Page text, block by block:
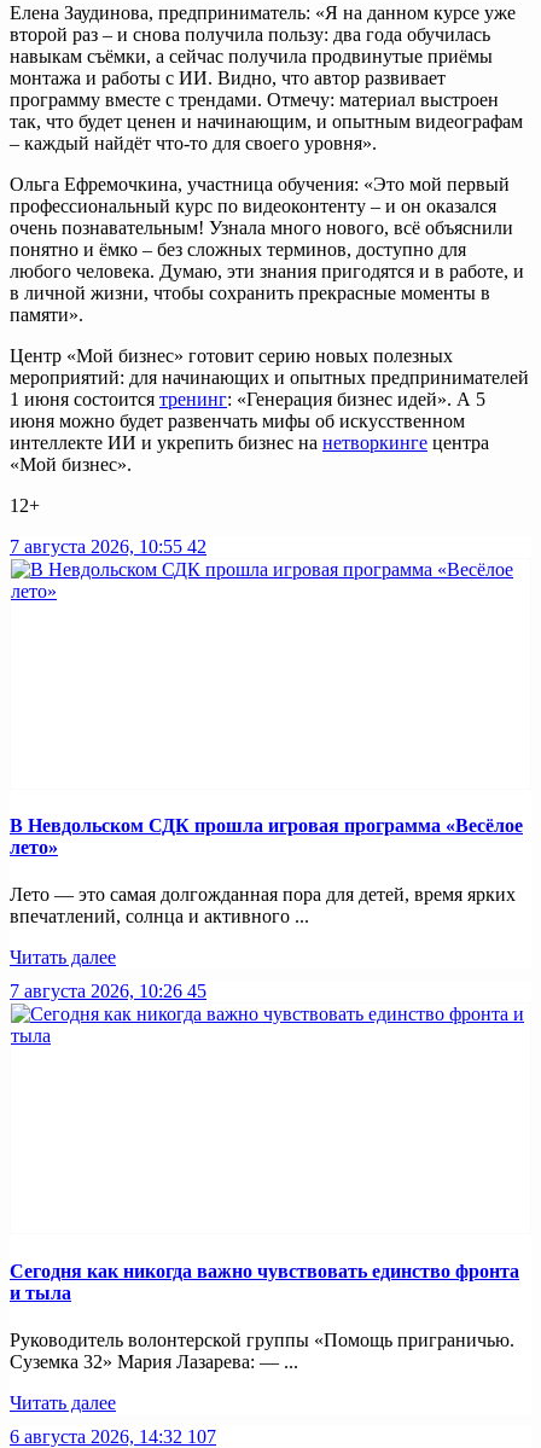
Елена Заудинова, предприниматель: «Я на данном курсе уже
второй раз – и снова получила пользу: два года обучилась
навыкам съёмки, а сейчас получила продвинутые приёмы
монтажа и работы с ИИ. Видно, что автор развивает
программу вместе с трендами. Отмечу: материал выстроен
так, что будет ценен и начинающим, и опытным видеографам
– каждый найдёт что‑то для своего уровня».
Ольга Ефремочкина, участница обучения: «Это мой первый
профессиональный курс по видеоконтенту – и он оказался
очень познавательным! Узнала много нового, всё объяснили
понятно и ёмко – без сложных терминов, доступно для
любого человека. Думаю, эти знания пригодятся и в работе, и
в личной жизни, чтобы сохранить прекрасные моменты в
памяти».
Центр «Мой бизнес» готовит серию новых полезных
мероприятий: для начинающих и опытных предпринимателей
1 июня состоится тренинг: «Генерация бизнес идей». А 5
июня можно будет развенчать мифы об искусственном
интеллекте ИИ и укрепить бизнес на нетворкинге центра
«Мой бизнес».
12+
7 августа 2026, 10:55 42
В Невдольском СДК прошла игровая программа «Весёлое
лето»
Лето — это самая долгожданная пора для детей, время ярких
впечатлений, солнца и активного ...
Читать далее
7 августа 2026, 10:26 45
Сегодня как никогда важно чувствовать единство фронта
и тыла
Руководитель волонтерской группы «Помощь приграничью.
Суземка 32» Мария Лазарева: — ...
Читать далее
6 августа 2026, 14:32 107